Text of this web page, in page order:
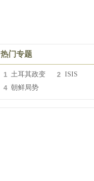
热门专题
1 土耳其政变 2 ISIS
4 朝鲜局势